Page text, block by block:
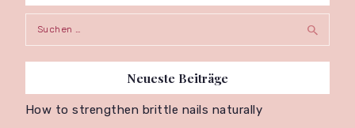
nach:
Neueste Beiträge
How to strengthen brittle nails naturally